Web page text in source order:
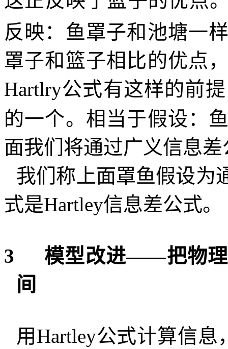
反映：鱼罩子和池塘一
罩子和篮子相比的优点
Hartlry公式有这样的前
的一个。相当于假设：
面我们将通过广义信息
我们称上面罩鱼假设为
式是Hartley信息差公式。
3
模型改进――把物理
间
用 Hartley公式计算信息